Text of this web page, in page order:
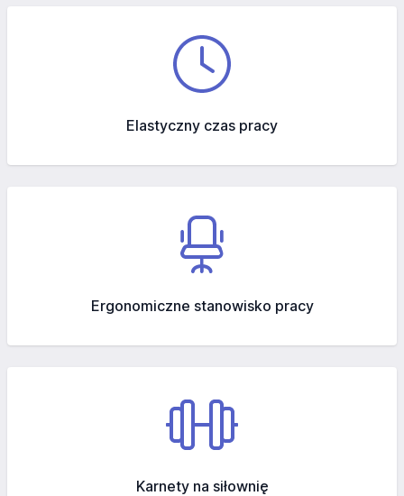
Elastyczny czas pracy
Ergonomiczne stanowisko pracy
Karnety na siłownię